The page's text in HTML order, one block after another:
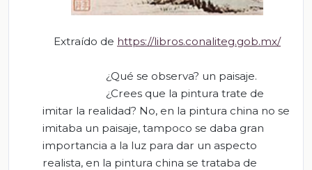
Extraído de https://libros.conaliteg.gob.mx/
¿Qué se observa? un paisaje.
¿Crees que la pintura trate de
imitar la realidad? No, en la pintura china no se
imitaba un paisaje, tampoco se daba gran
importancia a la luz para dar un aspecto
realista, en la pintura china se trataba de